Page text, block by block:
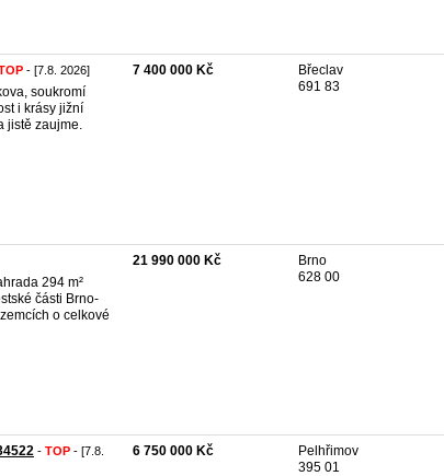
- [7.8. 2026]
soukromí
i krásy jižní
jistě zaujme.
7 400 000 Kč
Břeclav
691 83
294 m²
části Brno-
o celkové
21 990 000 Kč
Brno
628 00
- TOP - [7.8.
6 750 000 Kč
Pelhřimov
395 01